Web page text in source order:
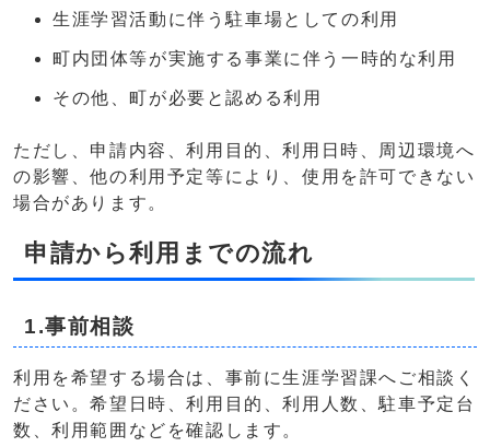
生涯学習活動に伴う駐車場としての利用
町内団体等が実施する事業に伴う一時的な利用
その他、町が必要と認める利用
ただし、申請内容、利用目的、利用日時、周辺環境へ
の影響、他の利用予定等により、使用を許可できない
場合があります。
申請から利用までの流れ
1.事前相談
利用を希望する場合は、事前に生涯学習課へご相談く
ださい。希望日時、利用目的、利用人数、駐車予定台
数、利用範囲などを確認します。